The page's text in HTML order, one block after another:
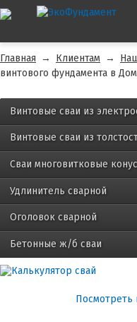
Главная → Клиентам →
винтового фундамента в
Винтовые сваи из
Винтовые сваи из
Сваи многовитковые
Удлинитель сварной
Оголовок сварной
Бетонные ж/б сваи
Посмотреть